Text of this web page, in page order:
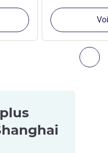
à proximité
à proximité 1 :,